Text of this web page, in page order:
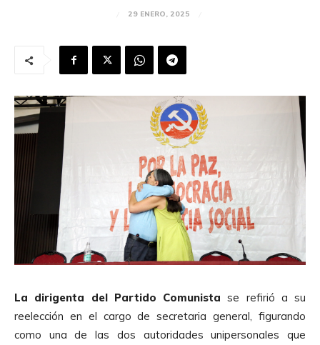
29 ENERO, 2025
La dirigenta del Partido Comunista se refirió a su
reelección en el cargo de secretaria general, figurando
como una de las dos autoridades unipersonales que